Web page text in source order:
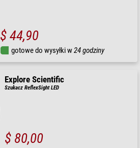
$ 44,90
gotowe do wysyłki w24 godziny
Explore Scientific
Szukacz ReflexSight LED
$ 80,00